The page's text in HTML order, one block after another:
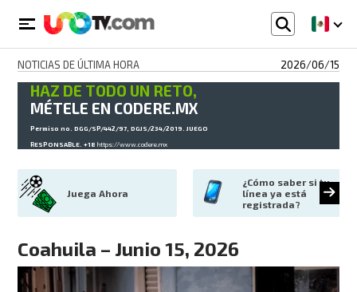
NOTICIAS DE ÚLTIMA HORA 2026/06/15
HAZ DE TODO UN RETO,
MÉTELE EN CODERE.MX
Permiso no. DGG/SP/442/97, DGJS/234/2019. JUEGO
RESPONSABLE. +18https://www.codere.mx
Juega Ahora
¿Cómo saber si tu
línea ya está
registrada?
Coahuila – Junio 15, 2026